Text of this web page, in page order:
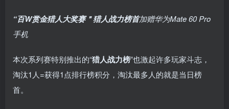
“百W赏金猎人大奖赛＂猎人战力榜首加赠华为Mate 60 Pro
手机
本次系列赛特别推出的“猎人战力榜”也激起许多玩家斗志，
淘汰1人=获得1点排行榜积分，淘汰最多人的就是当日榜
首。